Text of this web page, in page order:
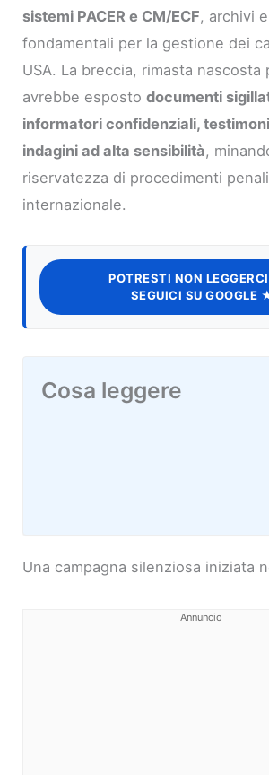
sistemi PACER e CM/ECF, archivi
fondamentali per la gestione dei
USA. La breccia, rimasta nascosta
avrebbe espostodocumenti
informatori confidenziali,
indagini ad alta sensibilità,
riservatezza di procedimenti
internazionale.
POTRESTI NON
SEGUICI SU GOOGLE
Cosa leggere
Una campagna silenziosa iniziata
Annuncio